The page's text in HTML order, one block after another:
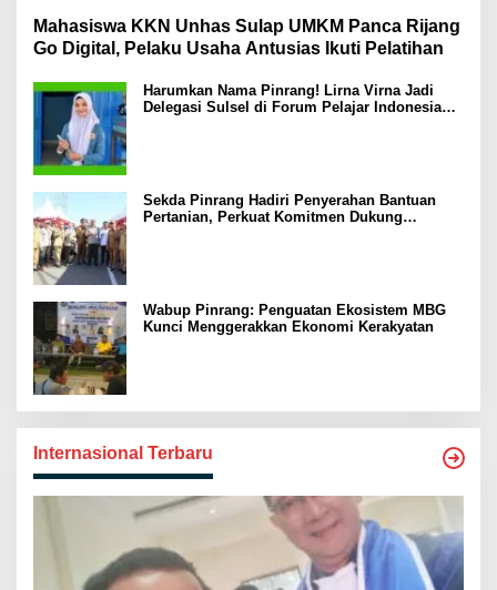
Mahasiswa KKN Unhas Sulap UMKM Panca Rijang
Go Digital, Pelaku Usaha Antusias Ikuti Pelatihan
Harumkan Nama Pinrang! Lirna Virna Jadi
Delegasi Sulsel di Forum Pelajar Indonesia
Sekda Pinrang Hadiri Penyerahan Bantuan
Pertanian, Perkuat Komitmen Dukung
Wabup Pinrang: Penguatan Ekosistem MBG
Kunci Menggerakkan Ekonomi Kerakyatan
Internasional Terbaru